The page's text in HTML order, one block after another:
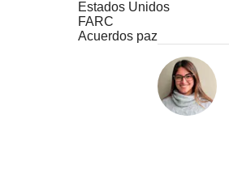
Estados Unidos
FARC
Acuerdos paz